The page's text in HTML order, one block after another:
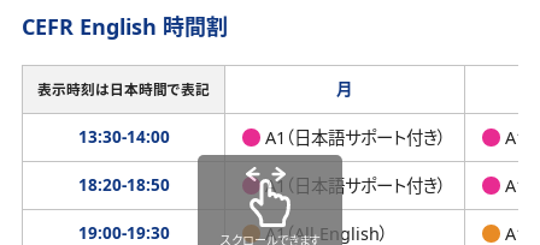
CEFR English 時間割
表示時刻は日本時間で表記 月
13:30-14:00 A1（日本語サポート付き） A1
18:20-18:50 A1（日本語サポート付き） A1
19:00-19:30 A1（All English） A1
スクロールできます